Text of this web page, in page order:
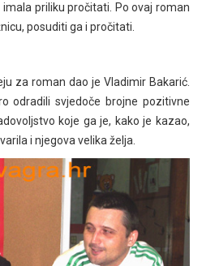
imala priliku pročitati. Po ovaj roman
posuditi ga i pročitati.
za roman dao je Vladimir Bakarić.
odradili svjedoče brojne pozitivne
koje ga je, kako je kazao,
i njegova velika želja.